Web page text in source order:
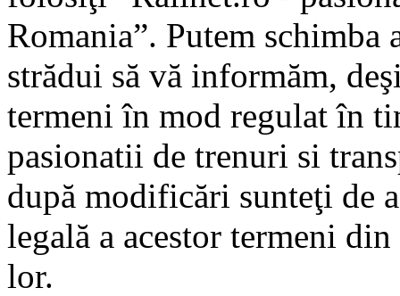
Romania”. Putem
strădui să vă informăm,
termeni în mod regulat în
pasionatii de trenuri si
după modificări sunteţi de
legală a acestor termeni
lor.